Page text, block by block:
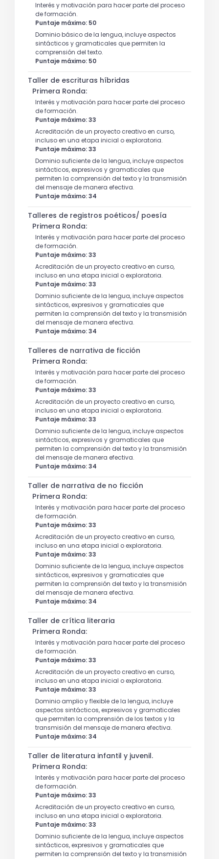
Interés y motivación para hacer parte del proceso
de formación.
Puntaje máximo: 50
Dominio básico de la lengua, incluye aspectos
sintácticos y gramaticales que permiten la
comprensión del texto.
Puntaje máximo: 50
Taller de escrituras híbridas
Primera Ronda:
Interés y motivación para hacer parte del proceso
de formación.
Puntaje máximo: 33
Acreditación de un proyecto creativo en curso,
incluso en una etapa inicial o exploratoria.
Puntaje máximo: 33
Dominio suficiente de la lengua, incluye aspectos
sintácticos, expresivos y gramaticales que
permiten la comprensión del texto y la transmisión
del mensaje de manera efectiva.
Puntaje máximo: 34
Talleres de registros poéticos/ poesía
Primera Ronda:
Interés y motivación para hacer parte del proceso
de formación.
Puntaje máximo: 33
Acreditación de un proyecto creativo en curso,
incluso en una etapa inicial o exploratoria.
Puntaje máximo: 33
Dominio suficiente de la lengua, incluye aspectos
sintácticos, expresivos y gramaticales que
permiten la comprensión del texto y la transmisión
del mensaje de manera efectiva.
Puntaje máximo: 34
Talleres de narrativa de ficción
Primera Ronda:
Interés y motivación para hacer parte del proceso
de formación.
Puntaje máximo: 33
Acreditación de un proyecto creativo en curso,
incluso en una etapa inicial o exploratoria.
Puntaje máximo: 33
Dominio suficiente de la lengua, incluye aspectos
sintácticos, expresivos y gramaticales que
permiten la comprensión del texto y la transmisión
del mensaje de manera efectiva.
Puntaje máximo: 34
Taller de narrativa de no ficción
Primera Ronda:
Interés y motivación para hacer parte del proceso
de formación.
Puntaje máximo: 33
Acreditación de un proyecto creativo en curso,
incluso en una etapa inicial o exploratoria.
Puntaje máximo: 33
Dominio suficiente de la lengua, incluye aspectos
sintácticos, expresivos y gramaticales que
permiten la comprensión del texto y la transmisión
del mensaje de manera efectiva.
Puntaje máximo: 34
Taller de crítica literaria
Primera Ronda:
Interés y motivación para hacer parte del proceso
de formación.
Puntaje máximo: 33
Acreditación de un proyecto creativo en curso,
incluso en una etapa inicial o exploratoria.
Puntaje máximo: 33
Dominio amplio y flexible de la lengua, incluye
aspectos sintácticos, expresivos y gramaticales
que permiten la comprensión de los textos y la
transmisión del mensaje de manera efectiva.
Puntaje máximo: 34
Taller de literatura infantil y juvenil.
Primera Ronda:
Interés y motivación para hacer parte del proceso
de formación.
Puntaje máximo: 33
Acreditación de un proyecto creativo en curso,
incluso en una etapa inicial o exploratoria.
Puntaje máximo: 33
Dominio suficiente de la lengua, incluye aspectos
sintácticos, expresivos y gramaticales que
permiten la comprensión del texto y la transmisión